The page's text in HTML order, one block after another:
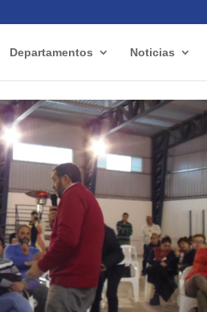
Departamentos Noticias